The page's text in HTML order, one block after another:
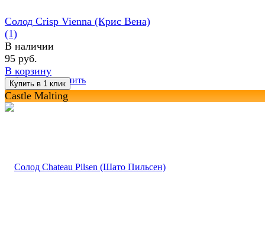
избранное сравнить
Солод Crisp Vienna (Крис Вена)
(1)
В наличии
95 руб.
В корзину
Castle Malting